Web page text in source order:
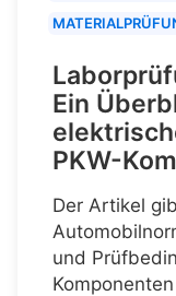
Ein
PKW-
Der Artikel
und